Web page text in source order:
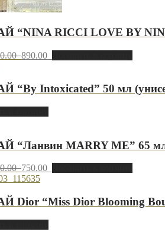
“NINA RICCI LOVE BY
890.00
“By Intoxicated” 50 мл
“Ланвин MARRY ME” 65
750.00
Dior “Miss Dior Blooming